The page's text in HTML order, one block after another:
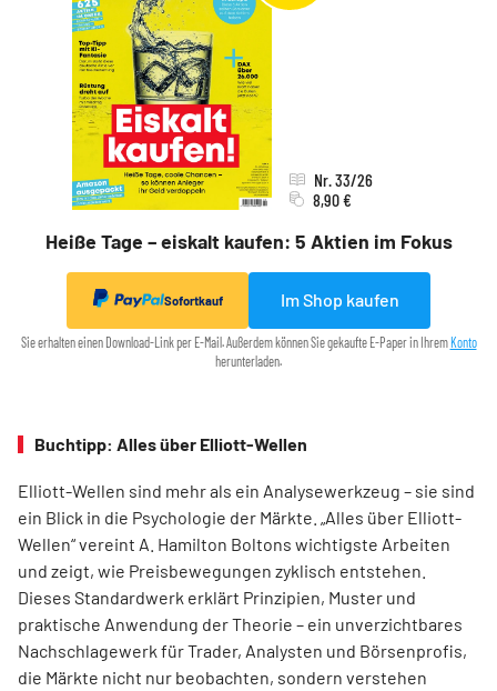
Heiße Tage – eiskalt kaufen: 5 Aktien im Fokus
Nr. 33/26
8,90 €
Sofortkauf Im Shop kaufen
Sie erhalten einen Download-Link per E-Mail. Außerdem können Sie gekaufte E-Paper in IhremKonto
herunterladen.
Buchtipp: Alles über Elliott-Wellen
Elliott-Wellen sind mehr als ein Analysewerkzeug – sie sind
ein Blick in die Psychologie der Märkte. „Alles über Elliott-
Wellen“ vereint A. Hamilton Boltons wichtigste Arbeiten
und zeigt, wie Preisbewegungen zyklisch entstehen.
Dieses Standardwerk erklärt Prinzipien, Muster und
praktische Anwendung der Theorie – ein unverzichtbares
Nachschlagewerk für Trader, Analysten und Börsenprofis,
die Märkte nicht nur beobachten, sondern verstehen